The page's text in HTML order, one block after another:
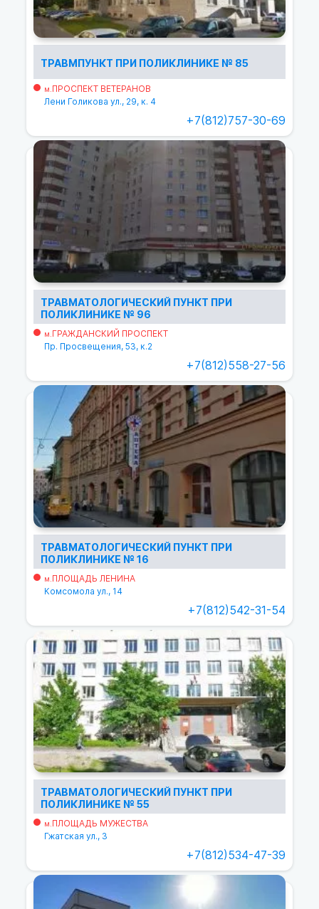
ТРАВМПУНКТ ПРИ ПОЛИКЛИНИКЕ № 85
м.ПРОСПЕКТ ВЕТЕРАНОВ
Лени Голикова ул., 29, к. 4
+7(812)757-30-69
ТРАВМАТОЛОГИЧЕСКИЙ ПУНКТ ПРИ
ПОЛИКЛИНИКЕ № 96
м.ГРАЖДАНСКИЙ ПРОСПЕКТ
Пр. Просвещения, 53, к.2
+7(812)558-27-56
ТРАВМАТОЛОГИЧЕСКИЙ ПУНКТ ПРИ
ПОЛИКЛИНИКЕ № 16
м.ПЛОЩАДЬ ЛЕНИНА
Комсомола ул., 14
+7(812)542-31-54
ТРАВМАТОЛОГИЧЕСКИЙ ПУНКТ ПРИ
ПОЛИКЛИНИКЕ № 55
м.ПЛОЩАДЬ МУЖЕСТВА
Гжатская ул., 3
+7(812)534-47-39